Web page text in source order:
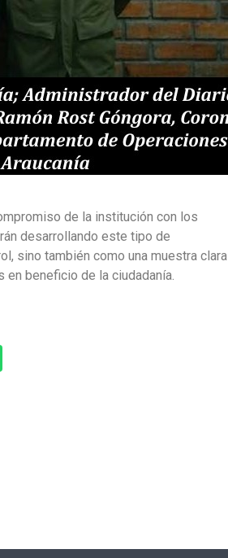
de la institución con los
desarrollando este tipo de
sino también como una muestra clara
en beneficio de la ciudadanía.